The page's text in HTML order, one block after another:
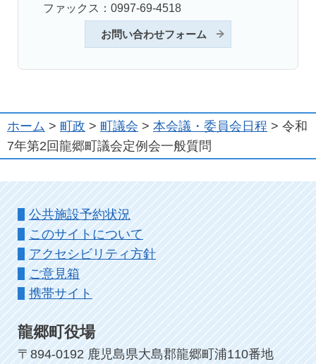
ファックス：0997-69-4518
お問い合わせフォーム
ホーム > 町政 > 町議会 > 本会議・委員会日程 > 令和
7年第2回龍郷町議会定例会一般質問
公共施設予約状況
このサイトについて
アクセシビリティ方針
ご意見箱
携帯サイト
龍郷町役場
〒894-0192 鹿児島県大島郡龍郷町浦110番地